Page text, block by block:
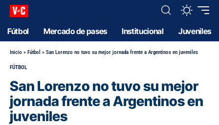
Fútbol Mercado de pases Institucional Juveniles
Inicio » Fútbol » San Lorenzo no tuvo su mejor jornada frente a Argentinos en juveniles
FÚTBOL
San Lorenzo no tuvo su mejor
jornada frente a Argentinos en
juveniles